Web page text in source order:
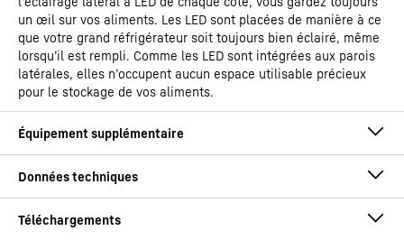
un œil sur vos aliments. Les LED sont placées de manière à ce
que votre grand réfrigérateur soit toujours bien éclairé, même
lorsqu’il est rempli. Comme les LED sont intégrées aux parois
latérales, elles n’occupent aucun espace utilisable précieux
pour le stockage de vos aliments.